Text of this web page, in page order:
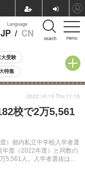
menu
Language
JP / CN search
大受験
特集
小学校受験
気記事
け）
校で2万5,561
）都内私立中学校入学者選
年度（2022年度）と同数の
5,561人。入学者選抜は
2022.10.13 Thu 11:15